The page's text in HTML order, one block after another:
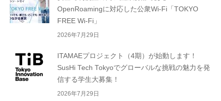
OpenRoamingに対応した公衆Wi-Fi「TOKYO
FREE Wi-Fi」
2026年7月29日
ITAMAEプロジェクト（4期）が始動します！
SusHi Tech Tokyoでグローバルな挑戦の魅力を発
信する学生大募集！
2026年7月29日